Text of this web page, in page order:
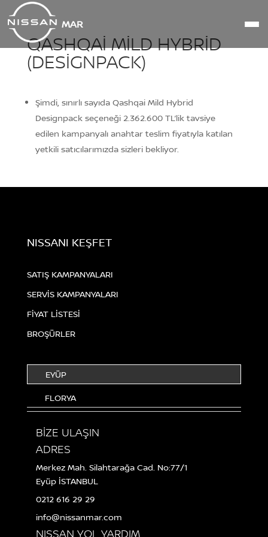
MAR
QASHQAI MILD HYBRID
(DESIGNPACK)
Şimdi, sınırlı sayıda Qashqai Mild Hybrid
Designpack seçeneği 2.362.600 TL’lik tavsiye
edilen kampanyalı anahtar teslim fiyatıyla katılan
yetkili satıcılarımızda sizleri bekliyor.
NISSANI KEŞFET
SATIŞ KAMPANYALARI
SERVİS KAMPANYALARI
FİYAT LİSTESİ
BROŞÜRLER
EYÜP
FLORYA
BİZE ULAŞIN
ADRES
Merkez Mah. Silahtarağa Cad. No:77/1
Eyüp İSTANBUL
0212 616 29 29
info@nissanmar.com
NISSAN YOL YARDIM